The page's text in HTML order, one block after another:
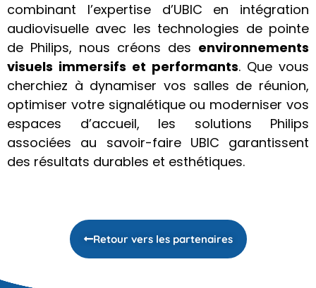
combinant l’expertise d’UBIC en intégration
audiovisuelle avec les technologies de pointe
de Philips, nous créons des environnements
visuels immersifs et performants. Que vous
cherchiez à dynamiser vos salles de réunion,
optimiser votre signalétique ou moderniser vos
espaces d’accueil, les solutions Philips
associées au savoir-faire UBIC garantissent
des résultats durables et esthétiques.
Retour vers les partenaires